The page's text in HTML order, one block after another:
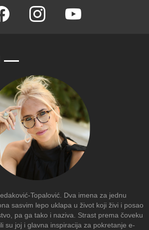
facebook instagram youtube
Topalović. Dva imena za jednu
sasvim lepo uklapa u život koji živi i posao
pa ga tako i naziva. Strast prema čoveku
su joj i glavna inspiracija za pokretanje e-